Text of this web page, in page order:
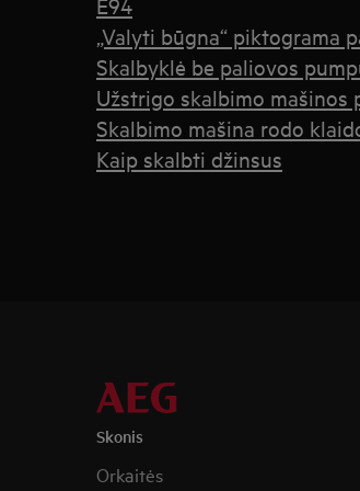
„Valyti būgna“ piktograma
Skalbyklė be paliovos
Užstrigo skalbimo
Skalbimo mašina rodo
Kaip skalbti džinsus
Skonis
Orkaitės